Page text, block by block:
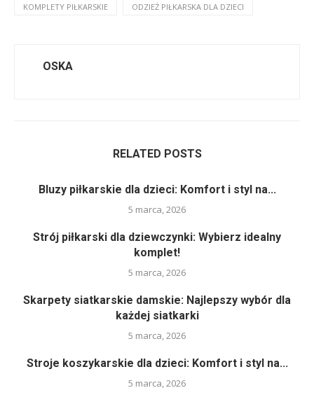
KOMPLETY PIŁKARSKIE ODZIEŻ PIŁKARSKA DLA DZIECI
OSKA
RELATED POSTS
Bluzy piłkarskie dla dzieci: Komfort i styl na...
5 marca, 2026
Strój piłkarski dla dziewczynki: Wybierz idealny
komplet!
5 marca, 2026
Skarpety siatkarskie damskie: Najlepszy wybór dla
każdej siatkarki
5 marca, 2026
Stroje koszykarskie dla dzieci: Komfort i styl na...
5 marca, 2026